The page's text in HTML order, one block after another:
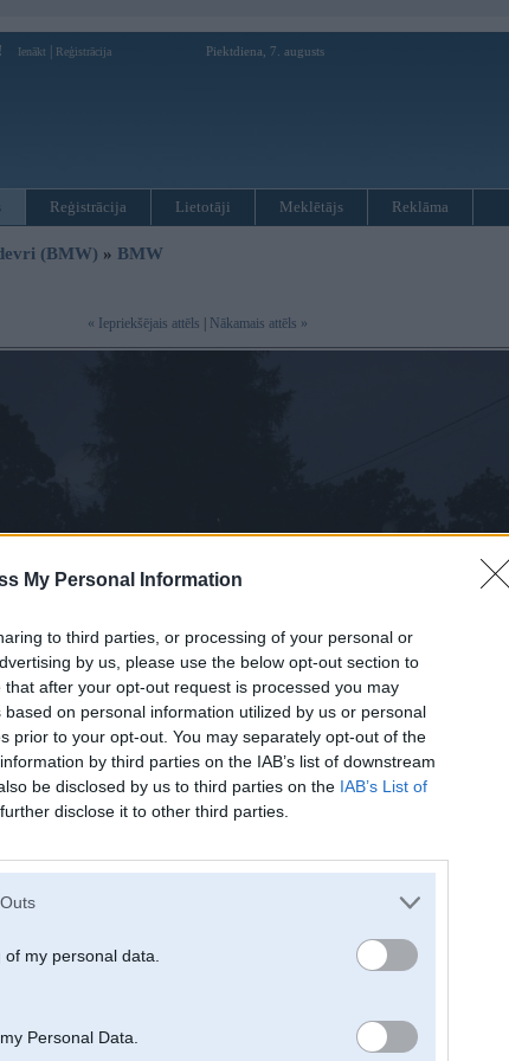
My Personal Information
to third parties, or processing of your personal or
by us, please use the below opt-out section to
after your opt-out request is processed you may
on personal information utilized by us or personal
prior to your opt-out. You may separately opt-out of the
by third parties on the IAB’s list of downstream
be disclosed by us to third parties on the IAB’s List of
disclose it to other third parties.
my personal data.
Personal Data.
Ienākt Reģistrācija Piektdiena, 7. augusts
Reģistrācija Lietotāji Meklētājs Reklāma
(BMW) » BMW
« Iepriekšējais attēls Nākamais attēls »